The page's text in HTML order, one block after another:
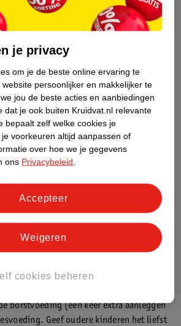
een paar dagen flinke koorts, na 3 tot 5
en verschijnen rode vlekjes. Deze
de kinderopvang met de zesde
af wanneer je kind weer naar de
hij of zij de zesde ziekte heeft gehad.
heeft, is het kinderdagverblijf geen
zij zich weer beter? Dan kun je hem of
de zesde ziekte
kind zo snel mogelijk herstelt van de
uitzieken. Met deze tips knapt je kind
voldoende drinkt
borstvoeding (een keer extra aanleggen
Geef oudere kinderen het liefst
je privacy
om je de beste online ervaring te
persoonlijker en makkelijker te
jou de beste acties en aanbiedingen
dat je ook buiten Kruidvat.nl relevante
bepaalt zelf welke cookies je
voorkeuren altijd aanpassen of
over hoe we je gegevens
ons Privacybeleid
cookies beheren
Weigeren
Accepteer